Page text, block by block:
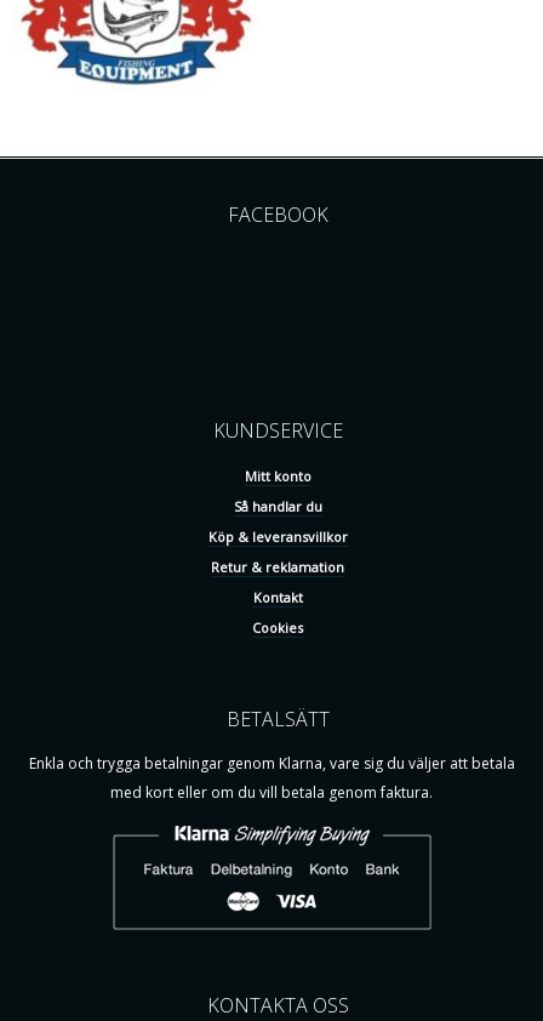
FACEBOOK
KUNDSERVICE
Mitt konto
Så handlar du
Köp & leveransvillkor
Retur & reklamation
Kontakt
Cookies
BETALSÄTT
Enkla och trygga betalningar genom Klarna, vare sig du väljer att betala
med kort eller om du vill betala genom faktura.
KONTAKTA OSS